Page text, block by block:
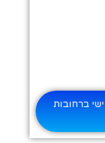
ברחובות